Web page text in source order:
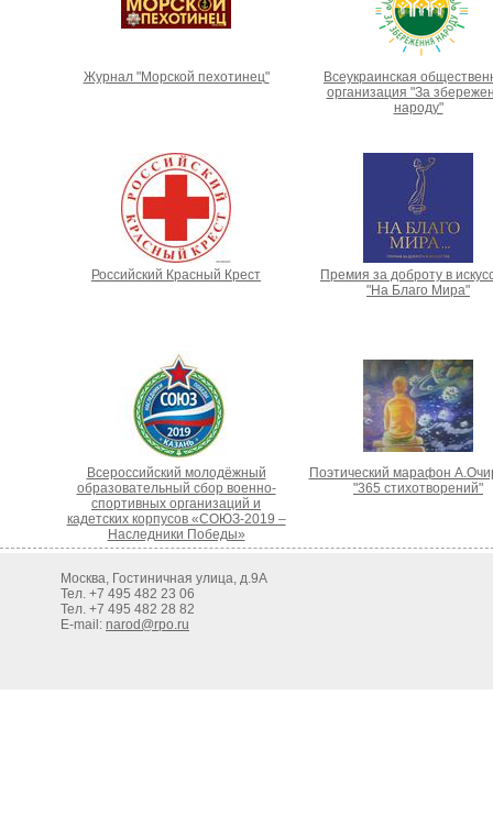
Журнал "Морской пехотинец"
Всеукраинская
организация "За
народу"
Российский Красный Крест
Премия за доброту в
"На Благо Мира"
Всероссийский молодёжный
образовательный сбор военно-
спортивных организаций и
кадетских корпусов «СОЮЗ-2019 –
Наследники Победы»
Поэтический марафон
"365 стихотворений"
Москва, Гостиничная улица, д.9А
Тел. +7 495 482 23 06
Тел. +7 495 482 28 82
E-mail: narod@rpo.ru